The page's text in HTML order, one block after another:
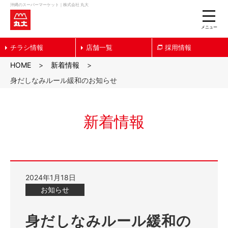
沖縄のスーパーマーケット｜株式会社 丸大
toggle
メニュー
チラシ情報 店舗一覧 採用情報
HOME
新着情報
身だしなみルール緩和のお知らせ
新着情報
2024年1月18日
お知らせ
身だしなみルール緩和の